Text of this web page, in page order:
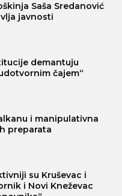
Saša Sredanović
javnosti
demantuju
čajem“
i manipulativna
preparata
su Kruševac i
i Novi Kneževac